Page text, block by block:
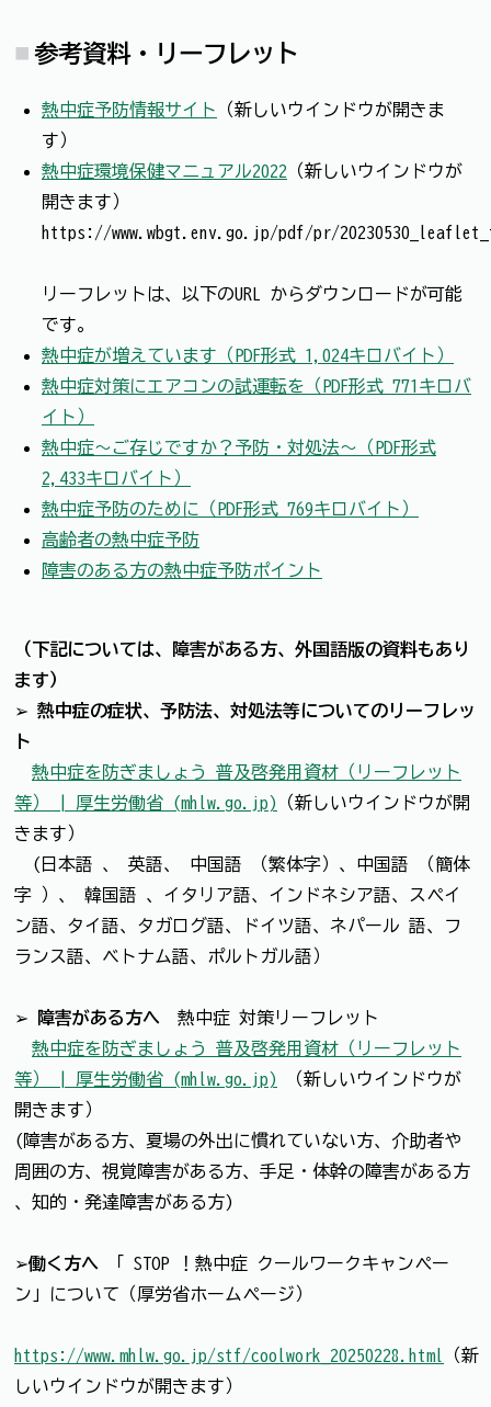
参考資料・リーフレット
熱中症予防情報サイト
（新しいウインドウが開きま
す）
熱中症環境保健マニュアル2022 （新しいウインドウが
開きます）
https://www.wbgt.env.go.jp/pdf/pr/
リーフレットは、以下のURL からダウンロードが可能
です。
熱中症が増えています（PDF形式 1,024キロバイト）
熱中症対策にエアコンの試運転を（PDF形式 771キロバ
イト）
熱中症～ご存じですか？予防・対処法～（PDF形式
2,433キロバイト）
熱中症予防のために（PDF形式 769キロバイト）
高齢者の熱中症予防
障害のある方の熱中症予防ポイント
（下記については、障害がある方、外国語版の資料もあり
ます）
➢ 熱中症の症状、予防法、対処法等についてのリーフレッ
ト
熱中症を防ぎましょう 普及啓発用資材（リーフレット
等） | 厚生労働省 (mhlw.go.jp)
（新しいウインドウが開
きます）
(日本語 、 英語、 中国語 （繁体字）、中国語 （簡体
字 ）、 韓国語 、イタリア語、インドネシア語、スペイ
ン語、タイ語、タガログ語、ドイツ語、ネパール 語、フ
ランス語、ベトナム語、ポルトガル語）
➢ 障害がある方へ 熱中症 対策リーフレット
熱中症を防ぎましょう 普及啓発用資材（リーフレット
等） | 厚生労働省 (mhlw.go.jp)
（新しいウインドウが
開きます）
(障害がある方、夏場の外出に慣れていない方、介助者や
周囲の方、視覚障害がある方、手足・体幹の障害がある方
、知的・発達障害がある方)
➢働く方へ
「 STOP ！熱中症 クールワークキャンペー
ン」について（厚労省ホームページ）
https://www.mhlw.go.jp/stf/coolwork_20250228.html
（新
しいウインドウが開きます）